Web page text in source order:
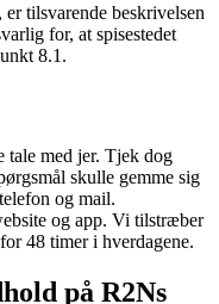
tilsvarende beskrivelsen
for, at spisestedet
8.1.
tale med jer. Tjek dog
skulle gemme sig
og mail.
og app. Vi tilstræber
48 timer i hverdagene.
på R2Ns